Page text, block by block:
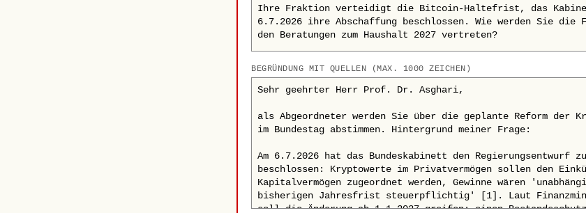
BEGRÜNDUNG MIT QUELLEN (MAX. 1000 ZEICHEN)